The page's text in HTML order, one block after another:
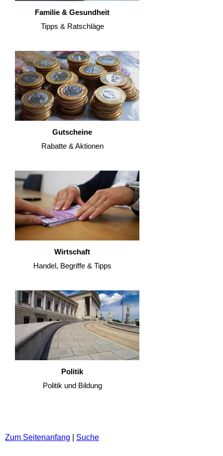
Familie & Gesundheit
Tipps & Ratschläge
Gutscheine
Rabatte & Aktionen
Wirtschaft
Handel, Begriffe & Tipps
Politik
Politik und Bildung
Zum Seitenanfang Suche